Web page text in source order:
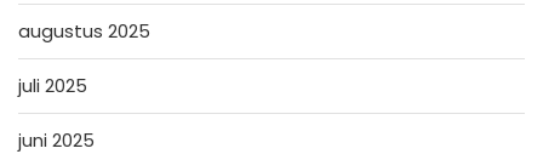
augustus 2025
juli 2025
juni 2025